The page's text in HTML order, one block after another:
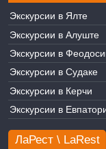
Экскурсии в Ялте
Экскурсии в Алуште
Экскурсии в
Экскурсии в Судаке
Экскурсии в Керчи
Экскурсии в
ЛаРест \ LaRest